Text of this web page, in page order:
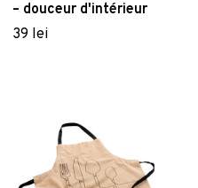
– douceur d'intérieur
39 lei